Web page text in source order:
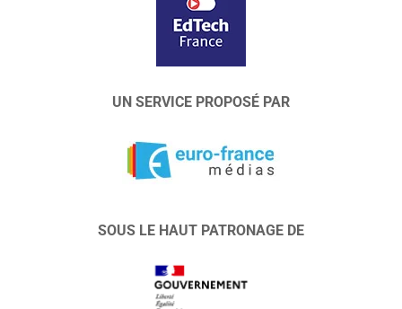
UN SERVICE PROPOSÉ PAR
SOUS LE HAUT PATRONAGE DE